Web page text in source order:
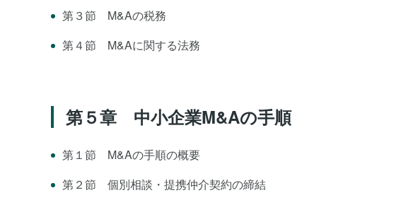
第３節 M&Aの税務
第４節 M&Aに関する法務
第５章 中小企業M&Aの手順
第１節 M&Aの手順の概要
第２節 個別相談・提携仲介契約の締結